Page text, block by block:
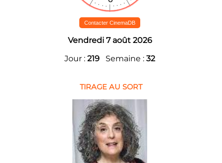
Contacter CinemaDB
Vendredi 7 août 2026
Jour : 219 Semaine : 32
TIRAGE AU SORT